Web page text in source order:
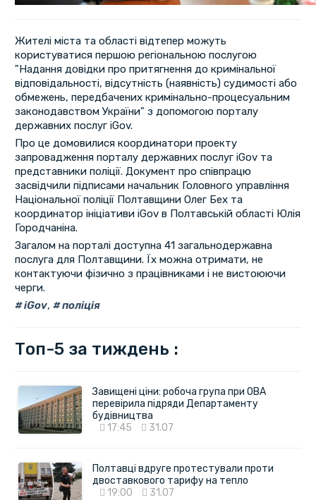
Жителі міста та області відтепер можуть
користуватися першою регіональною послугою
"Надання довідки про притягнення до кримінальної
відповідальності, відсутність (наявність) судимості або
обмежень, передбачених кримінально-процесуальним
законодавством України" з допомогою порталу
державних послуг iGov.
Про це домовилися координатори проекту
запровадження порталу державних послуг iGov та
представники поліції. Документ про співпрацю
засвідчили підписами начальник Головного управління
Національної поліції Полтавщини Олег Бех та
координатор ініціативи iGov в Полтавській області Юлія
Городчаніна.
Загалом на порталі доступна 41 загальнодержавна
послуга для Полтавщини. Їх можна отримати, не
контактуючи фізично з працівниками і не вистоюючи
черги.
iGov, поліція
Топ-5 за тиждень :
Завищені ціни: робоча група при ОВА
перевірила підряди Департаменту
будівництва
17:45
31.07
Полтавці вдруге протестували проти
двоставкового тарифу на тепло
19:00
31.07